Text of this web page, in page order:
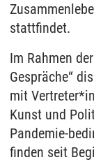
stattfindet.
Im Rahmen
Gespräche“
mit
Kunst und
Pandemie-
finden seit